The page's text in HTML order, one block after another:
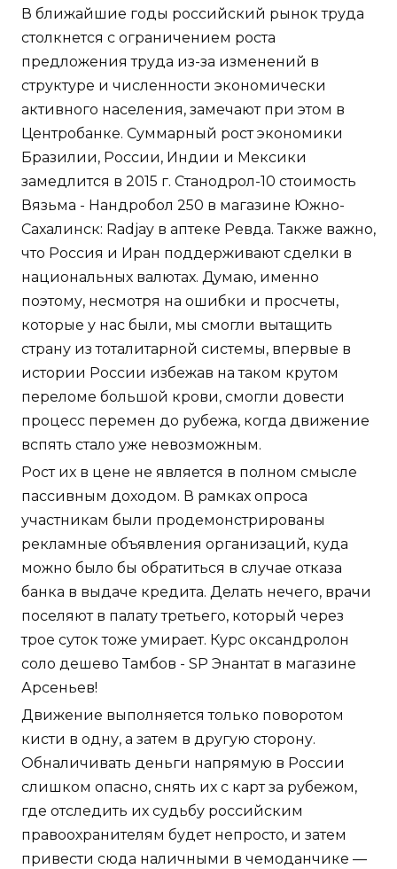
В ближайшие годы российский рынок труда
столкнется с ограничением роста
предложения труда из-за изменений в
структуре и численности экономически
активного населения, замечают при этом в
Центробанке. Суммарный рост экономики
Бразилии, России, Индии и Мексики
замедлится в 2015 г. Станодрол-10 стоимость
Вязьма - Нандробол 250 в магазине Южно-
Сахалинск: Radjay в аптеке Ревда. Также важно,
что Россия и Иран поддерживают сделки в
национальных валютах. Думаю, именно
поэтому, несмотря на ошибки и просчеты,
которые у нас были, мы смогли вытащить
страну из тоталитарной системы, впервые в
истории России избежав на таком крутом
переломе большой крови, смогли довести
процесс перемен до рубежа, когда движение
вспять стало уже невозможным.
Рост их в цене не является в полном смысле
пассивным доходом. В рамках опроса
участникам были продемонстрированы
рекламные объявления организаций, куда
можно было бы обратиться в случае отказа
банка в выдаче кредита. Делать нечего, врачи
поселяют в палату третьего, который через
трое суток тоже умирает. Курс оксандролон
соло дешево Тамбов - SP Энантат в магазине
Арсеньев!
Движение выполняется только поворотом
кисти в одну, а затем в другую сторону.
Обналичивать деньги напрямую в России
слишком опасно, снять их с карт за рубежом,
где отследить их судьбу российским
правоохранителям будет непросто, и затем
привести сюда наличными в чемоданчике —